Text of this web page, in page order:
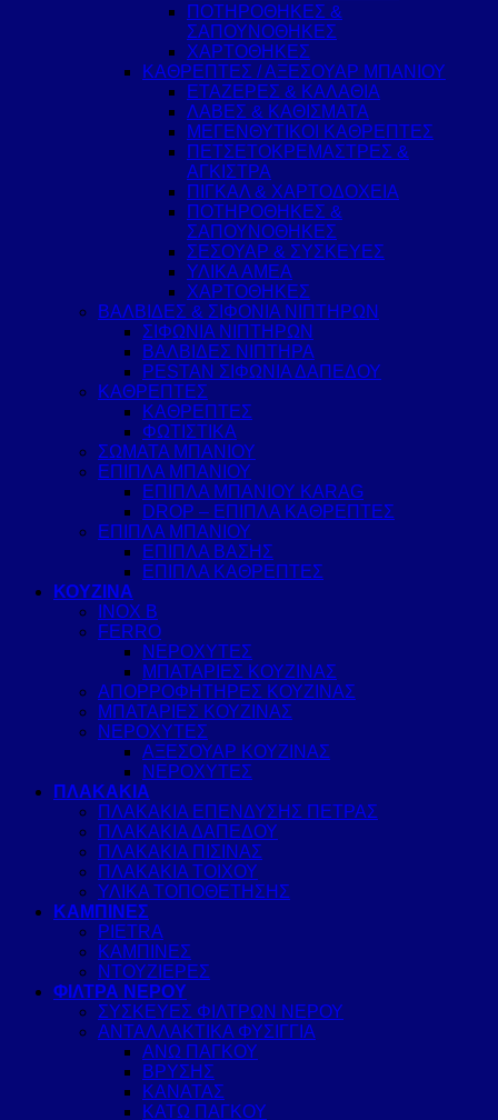
ΠΟΤΗΡΟΘΗΚΕΣ &
ΣΑΠΟΥΝΟΘΗΚΕΣ
ΧΑΡΤΟΘΗΚΕΣ
ΚΑΘΡΕΠΤΕΣ / ΑΞΕΣΟΥΑΡ ΜΠΑΝΙΟΥ
ΕΤΑΖΕΡΕΣ & ΚΑΛΑΘΙΑ
ΛΑΒΕΣ & ΚΑΘΙΣΜΑΤΑ
ΜΕΓΕΝΘΥΤΙΚΟΙ ΚΑΘΡΕΠΤΕΣ
ΠΕΤΣΕΤΟΚΡΕΜΑΣΤΡΕΣ &
ΑΓΚΙΣΤΡΑ
ΠΙΓΚΑΛ & ΧΑΡΤΟΔΟΧΕΙΑ
ΠΟΤΗΡΟΘΗΚΕΣ &
ΣΑΠΟΥΝΟΘΗΚΕΣ
ΣΕΣΟΥΑΡ & ΣΥΣΚΕΥΕΣ
ΥΛΙΚΑ ΑΜΕΑ
ΧΑΡΤΟΘΗΚΕΣ
ΒΑΛΒΙΔΕΣ & ΣΙΦΟΝΙΑ ΝΙΠΤΗΡΩΝ
ΣΙΦΩΝΙΑ ΝΙΠΤΗΡΩΝ
ΒΑΛΒΙΔΕΣ ΝΙΠΤΗΡΑ
PESTAN ΣΙΦΩΝΙΑ ΔΑΠΕΔΟΥ
ΚΑΘΡΕΠΤΕΣ
ΚΑΘΡΕΠΤΕΣ
ΦΩΤΙΣΤΙΚΑ
ΣΩΜΑΤΑ ΜΠΑΝΙΟΥ
ΕΠΙΠΛΑ ΜΠΑΝΙΟΥ
ΕΠΙΠΛΑ ΜΠΑΝΙΟΥ KARAG
DROP – ΕΠΙΠΛΑ ΚΑΘΡΕΠΤΕΣ
ΕΠΙΠΛΑ ΜΠΑΝΙΟΥ
ΕΠΙΠΛΑ ΒΑΣΗΣ
ΕΠΙΠΛΑ ΚΑΘΡΕΠΤΕΣ
ΚΟΥΖΙΝΑ
INOX B
FERRO
ΝΕΡΟΧΥΤΕΣ
ΜΠΑΤΑΡΙΕΣ ΚΟΥΖΙΝΑΣ
ΑΠΟΡΡΟΦΗΤΗΡΕΣ ΚΟΥΖΙΝΑΣ
ΜΠΑΤΑΡΙΕΣ ΚΟΥΖΙΝΑΣ
ΝΕΡΟΧΥΤΕΣ
ΑΞΕΣΟΥΑΡ ΚΟΥΖΙΝΑΣ
ΝΕΡΟΧΥΤΕΣ
ΠΛΑΚΑΚΙΑ
ΠΛΑΚΑΚΙΑ ΕΠΕΝΔΥΣΗΣ ΠΕΤΡΑΣ
ΠΛΑΚΑΚΙΑ ΔΑΠΕΔΟΥ
ΠΛΑΚΑΚΙΑ ΠΙΣΙΝΑΣ
ΠΛΑΚΑΚΙΑ ΤΟΙΧΟΥ
ΥΛΙΚΑ ΤΟΠΟΘΕΤΗΣΗΣ
ΚΑΜΠΙΝΕΣ
PIETRA
ΚΑΜΠΙΝΕΣ
ΝΤΟΥΖΙΕΡΕΣ
ΦΙΛΤΡΑ ΝΕΡΟΥ
ΣΥΣΚΕΥΕΣ ΦΙΛΤΡΩΝ ΝΕΡΟΥ
ΑΝΤΑΛΛΑΚΤΙΚΑ ΦΥΣΙΓΓΙΑ
ΑΝΩ ΠΑΓΚΟΥ
ΒΡΥΣΗΣ
ΚΑΝΑΤΑΣ
ΚΑΤΩ ΠΑΓΚΟΥ